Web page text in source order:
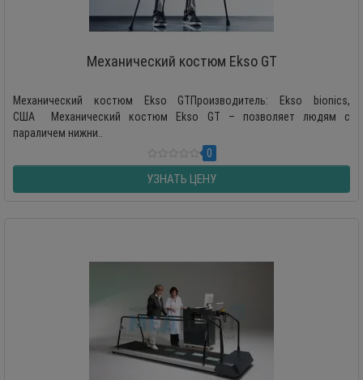
Механический костюм Ekso GT
Механический костюм Ekso GTПроизводитель: Ekso bionics,
США Механический костюм Ekso GT – позволяет людям с
параличем нижни..
0
УЗНАТЬ ЦЕНУ